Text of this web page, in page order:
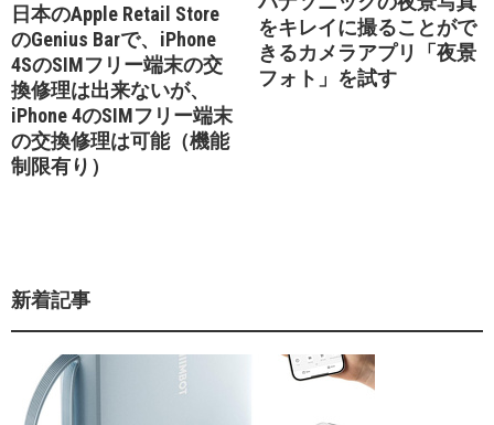
日本のApple Retail Store
のGenius Barで、iPhone
4SのSIMフリー端末の交
換修理は出来ないが、
iPhone 4のSIMフリー端末
の交換修理は可能（機能
制限有り）
をキレイに撮ることがで
きるカメラアプリ「夜景
フォト」を試す
新着記事